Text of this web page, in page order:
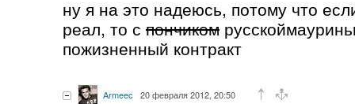
ну я на это надеюсь, потому что
реал, то с пончиком
пожизненный контракт
Armeec 20 февраля 2012, 20:50